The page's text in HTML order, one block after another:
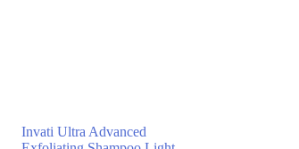
Invati Ultra Advanced